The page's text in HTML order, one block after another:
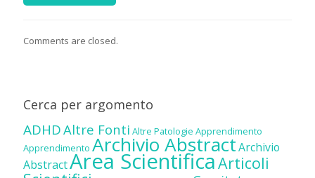
Comments are closed.
Cerca per argomento
ADHDAltre Fonti Altre Patologie Apprendimento
Apprendimento Archivio AbstractArchivio
AbstractArea ScientificaArticoli